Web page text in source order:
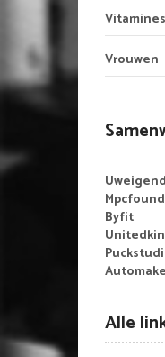
Vitamines
Vrouwen
Byfit
Alle